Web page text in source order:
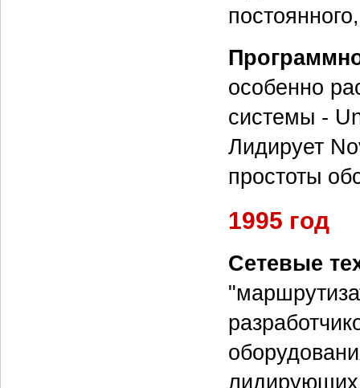
особенно
системы -
Лидирует
простоты
1995 год
Сетевые
лидирующих